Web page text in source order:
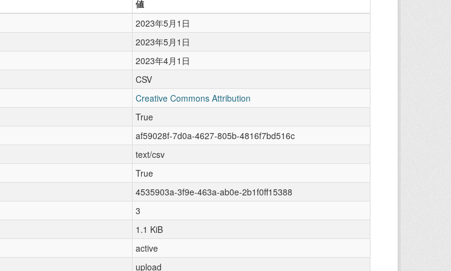
値
2023年5月1日
2023年5月1日
2023年4月1日
CSV
Creative Commons Attribution
True
af59028f-7d0a-4627-805b-4816f7bd516c
text/csv
True
4535903a-3f9e-463a-ab0e-2b1f0ff15388
3
1.1 KiB
active
upload